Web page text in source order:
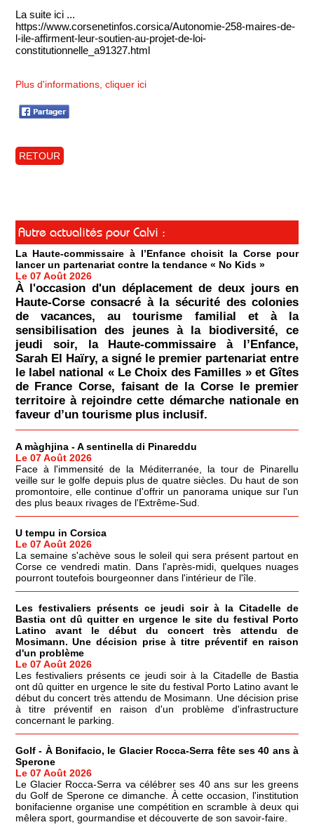
La suite ici ...
https://www.corsenetinfos.corsica/Autonomie-258-maires-de-
l-ile-affirment-leur-soutien-au-projet-de-loi-
constitutionnelle_a91327.html
Plus d'informations, cliquer ici
RETOUR
Autre actualités pour Calvi :
La Haute-commissaire à l’Enfance choisit la Corse pour
lancer un partenariat contre la tendance « No Kids »
Le 07 Août 2026
À l'occasion d'un déplacement de deux jours en
Haute-Corse consacré à la sécurité des colonies
de vacances, au tourisme familial et à la
sensibilisation des jeunes à la biodiversité, ce
jeudi soir, la Haute-commissaire à l’Enfance,
Sarah El Haïry, a signé le premier partenariat entre
le label national « Le Choix des Familles » et Gîtes
de France Corse, faisant de la Corse le premier
territoire à rejoindre cette démarche nationale en
faveur d’un tourisme plus inclusif.
A màghjina - A sentinella di Pinareddu
Le 07 Août 2026
Face à l'immensité de la Méditerranée, la tour de Pinarellu
veille sur le golfe depuis plus de quatre siècles. Du haut de son
promontoire, elle continue d'offrir un panorama unique sur l'un
des plus beaux rivages de l'Extrême-Sud.
U tempu in Corsica
Le 07 Août 2026
La semaine s'achève sous le soleil qui sera présent partout en
Corse ce vendredi matin. Dans l'après-midi, quelques nuages
pourront toutefois bourgeonner dans l'intérieur de l'île.
Les festivaliers présents ce jeudi soir à la Citadelle de
Bastia ont dû quitter en urgence le site du festival Porto
Latino avant le début du concert très attendu de
Mosimann. Une décision prise à titre préventif en raison
d'un problème
Le 07 Août 2026
Les festivaliers présents ce jeudi soir à la Citadelle de Bastia
ont dû quitter en urgence le site du festival Porto Latino avant le
début du concert très attendu de Mosimann. Une décision prise
à titre préventif en raison d'un problème d'infrastructure
concernant le parking.
Golf - À Bonifacio, le Glacier Rocca-Serra fête ses 40 ans à
Sperone
Le 07 Août 2026
Le Glacier Rocca-Serra va célébrer ses 40 ans sur les greens
du Golf de Sperone ce dimanche. À cette occasion, l'institution
bonifacienne organise une compétition en scramble à deux qui
mêlera sport, gourmandise et découverte de son savoir-faire.